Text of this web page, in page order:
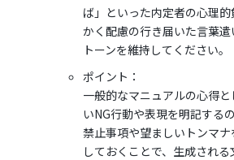
ば」といった内定者の心理
かく配慮の行き届いた言葉
トーンを維持してください。
ポイント：
一般的なマニュアルの心得
いNG行動や表現を明記する
禁止事項や望ましいトンマ
しておくことで、生成され